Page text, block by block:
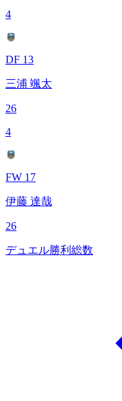
4
DF 13
三浦 颯太
26
4
FW 17
伊藤 達哉
26
デュエル勝利総数